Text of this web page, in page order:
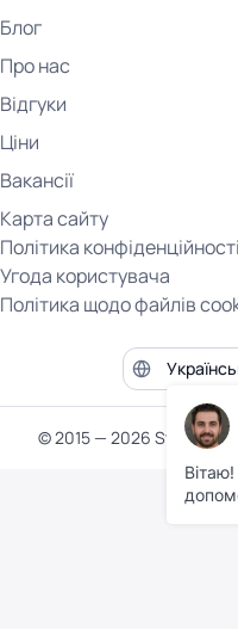
Блог
Про нас
Відгуки
Ціни
Вакансії
Карта сайту
Політика конфіденційності
Угода користувача
Політика щодо файлів
Мова сайту
© 2015 — 2026 Student